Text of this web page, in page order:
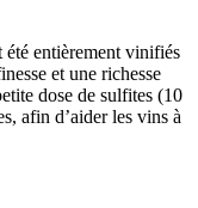
été entièrement vinifiés
et une richesse
dose de sulfites (10
afin d’aider les vins à